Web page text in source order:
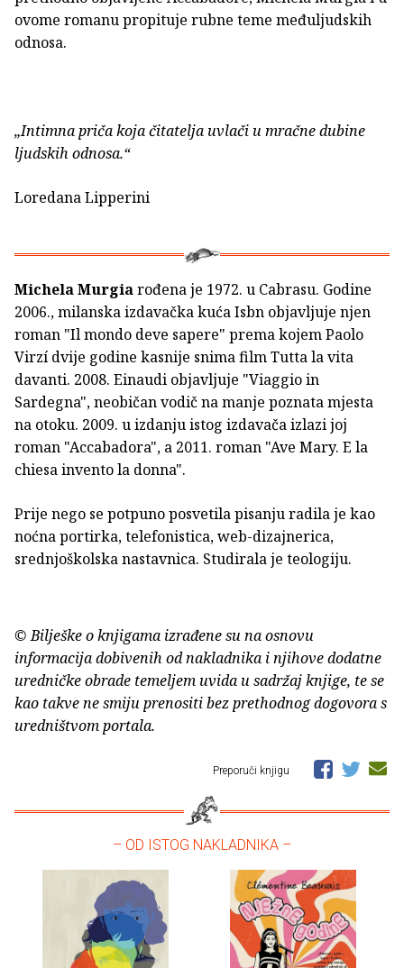
ovome romanu propituje rubne teme međuljudskih
odnosa.
„Intimna priča koja čitatelja uvlači u mračne dubine
ljudskih odnosa.“
Loredana Lipperini
Michela Murgiarođena je 1972. u Cabrasu. Godine
2006., milanska izdavačka kuća Isbn objavljuje njen
roman "Il mondo deve sapere" prema kojem Paolo
Virzí dvije godine kasnije snima film Tutta la vita
davanti. 2008. Einaudi objavljuje "Viaggio in
Sardegna", neobičan vodič na manje poznata mjesta
na otoku. 2009. u izdanju istog izdavača izlazi joj
roman "Accabadora", a 2011. roman "Ave Mary. E la
chiesa invento la donna".
Prije nego se potpuno posvetila pisanju radila je kao
noćna portirka, telefonistica, web-dizajnerica,
srednjoškolska nastavnica. Studirala je teologiju.
© Bilješke o knjigama izrađene su na osnovu
informacija dobivenih od nakladnika i njihove dodatne
uredničke obrade temeljem uvida u sadržaj knjige, te se
kao takve ne smiju prenositi bez prethodnog dogovora s
uredništvom portala.
Preporuči knjigu
– OD ISTOG NAKLADNIKA –